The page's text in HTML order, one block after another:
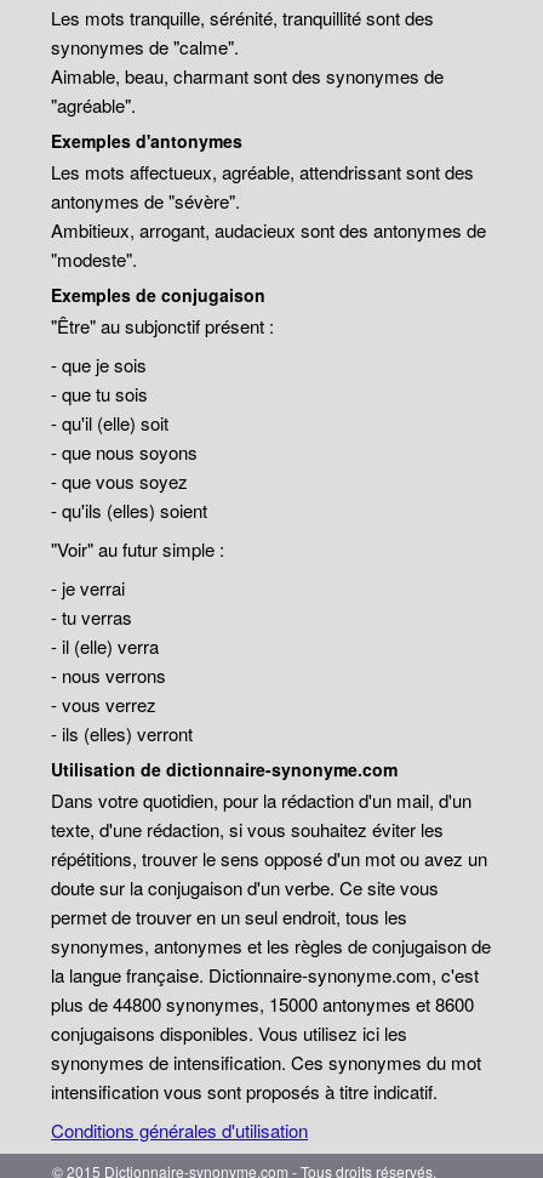
Les mots tranquille, sérénité, tranquillité sont des
synonymes de "calme".
Aimable, beau, charmant sont des synonymes de
"agréable".
Exemples d'antonymes
Les mots affectueux, agréable, attendrissant sont des
antonymes de "sévère".
Ambitieux, arrogant, audacieux sont des antonymes de
"modeste".
Exemples de conjugaison
"Être" au subjonctif présent :
- que je sois
- que tu sois
- qu'il (elle) soit
- que nous soyons
- que vous soyez
- qu'ils (elles) soient
"Voir" au futur simple :
- je verrai
- tu verras
- il (elle) verra
- nous verrons
- vous verrez
- ils (elles) verront
Utilisation de dictionnaire-synonyme.com
Dans votre quotidien, pour la rédaction d'un mail, d'un
texte, d'une rédaction, si vous souhaitez éviter les
répétitions, trouver le sens opposé d'un mot ou avez un
doute sur la conjugaison d'un verbe. Ce site vous
permet de trouver en un seul endroit, tous les
synonymes, antonymes et les règles de conjugaison de
la langue française. Dictionnaire-synonyme.com, c'est
plus de 44800 synonymes, 15000 antonymes et 8600
conjugaisons disponibles. Vous utilisez ici les
synonymes de intensification. Ces synonymes du mot
intensification vous sont proposés à titre indicatif.
Conditions générales d'utilisation
© 2015 Dictionnaire-synonyme.com - Tous droits réservés.